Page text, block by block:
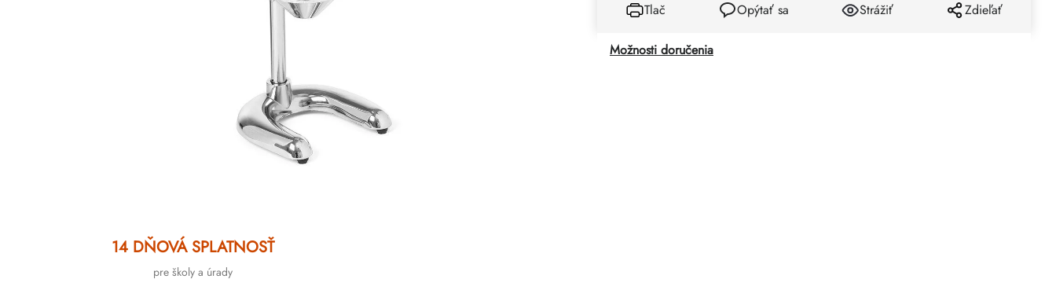
Možnosti doručenia
Tlač Opýtať sa Strážiť Zdieľať
14 DŇOVÁ SPLATNOSŤ
pre školy a úrady